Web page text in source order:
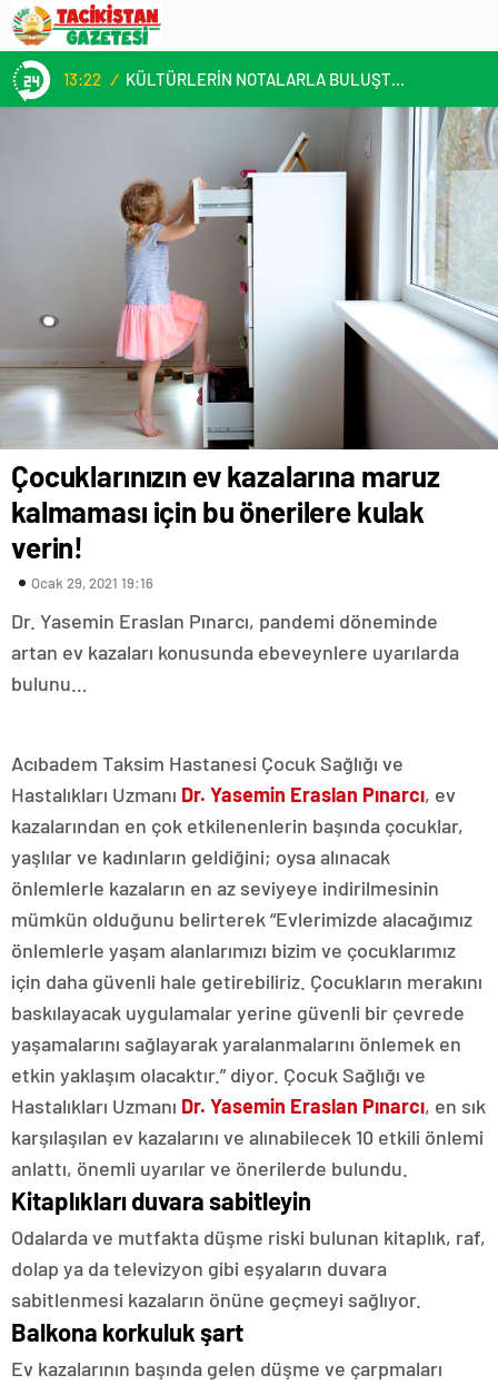
13:22 / KÜLTÜRLERİN NOTALARLA BULUŞTUĞU YER: MİMOZA’M KAFE’DE DOSTLUK RÜZGARI!
Çocuklarınızın ev kazalarına maruz
kalmaması için bu önerilere kulak
verin!
Ocak 29, 2021 19:16
Dr. Yasemin Eraslan Pınarcı, pandemi döneminde
artan ev kazaları konusunda ebeveynlere uyarılarda
bulunu…
Acıbadem Taksim Hastanesi Çocuk Sağlığı ve
Hastalıkları Uzmanı Dr. Yasemin Eraslan Pınarcı, ev
kazalarından en çok etkilenenlerin başında çocuklar,
yaşlılar ve kadınların geldiğini; oysa alınacak
önlemlerle kazaların en az seviyeye indirilmesinin
mümkün olduğunu belirterek “Evlerimizde alacağımız
önlemlerle yaşam alanlarımızı bizim ve çocuklarımız
için daha güvenli hale getirebiliriz. Çocukların merakını
baskılayacak uygulamalar yerine güvenli bir çevrede
yaşamalarını sağlayarak yaralanmalarını önlemek en
etkin yaklaşım olacaktır.” diyor. Çocuk Sağlığı ve
Hastalıkları Uzmanı Dr. Yasemin Eraslan Pınarcı, en sık
karşılaşılan ev kazalarını ve alınabilecek 10 etkili önlemi
anlattı, önemli uyarılar ve önerilerde bulundu.
Kitaplıkları duvara sabitleyin
Odalarda ve mutfakta düşme riski bulunan kitaplık, raf,
dolap ya da televizyon gibi eşyaların duvara
sabitlenmesi kazaların önüne geçmeyi sağlıyor.
Balkona korkuluk şart
Ev kazalarının başında gelen düşme ve çarpmaları